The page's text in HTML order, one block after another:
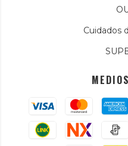
Cuidados